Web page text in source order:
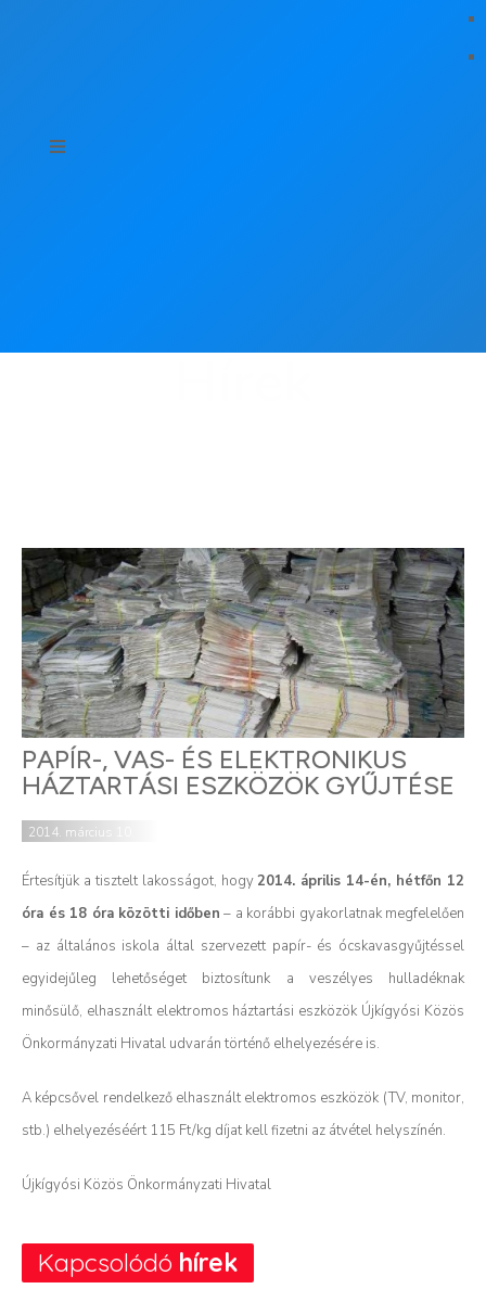
PAPÍR-, VAS- ÉS ELEKTRONIKUS
HÁZTARTÁSI ESZKÖZÖK GYŰJTÉSE
2014. március 10.
Értesítjük a tisztelt lakosságot, hogy2014. április 14-én, hétfőn 12
óra és 18 óra közötti időben – a korábbi gyakorlatnak megfelelően
– az általános iskola által szervezett papír- és ócskavasgyűjtéssel
egyidejűleg lehetőséget biztosítunk a veszélyes hulladéknak
minősülő, elhasznált elektromos háztartási eszközök Újkígyósi Közös
Önkormányzati Hivatal udvarán történő elhelyezésére is.
A képcsővel rendelkező elhasznált elektromos eszközök (TV, monitor,
stb.) elhelyezéséért 115 Ft/kg díjat kell fizetni az átvétel helyszínén.
Újkígyósi Közös Önkormányzati Hivatal
Kapcsolódó hírek